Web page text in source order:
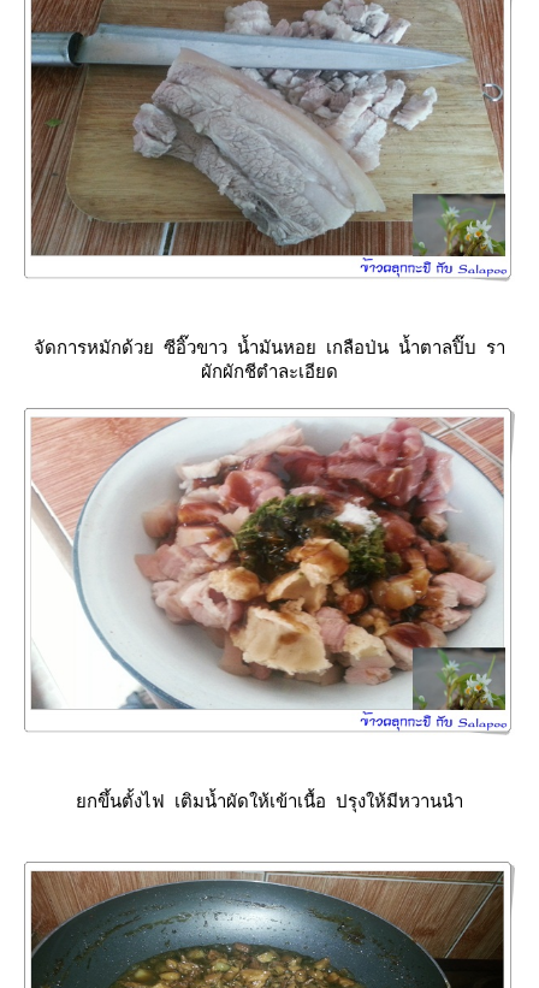
จัดการหมักด้วย ซีอิ๊วขาว น้ำมันหอย เกลือป่น น้ำตาลปิ๊บ รา
ผักผักชีตำละเอียด
กขึ้นตั้งไฟ เติมน้ำผัดให้เข้าเนื้อ ปรุงให้มีหวานนำ